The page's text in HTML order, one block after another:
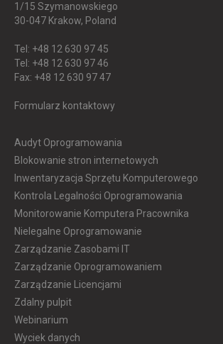
1/15 Szymanowskiego
30-047 Krakow, Poland
Tel: +48 12 630 97 45
Tel: +48 12 630 97 46
Fax: +48 12 630 97 47
Formularz kontaktowy
Audyt Oprogramowania
Blokowanie stron internetowych
Inwentaryzacja Sprzętu Komputerowego
Kontrola Legalności Oprogramowania
Monitorowanie Komputera Pracownika
Nielegalne Oprogramowanie
Zarządzanie Zasobami IT
Zarządzanie Oprogramowaniem
Zarządzanie Licencjami
Zdalny pulpit
Webinarium
Wyciek danych